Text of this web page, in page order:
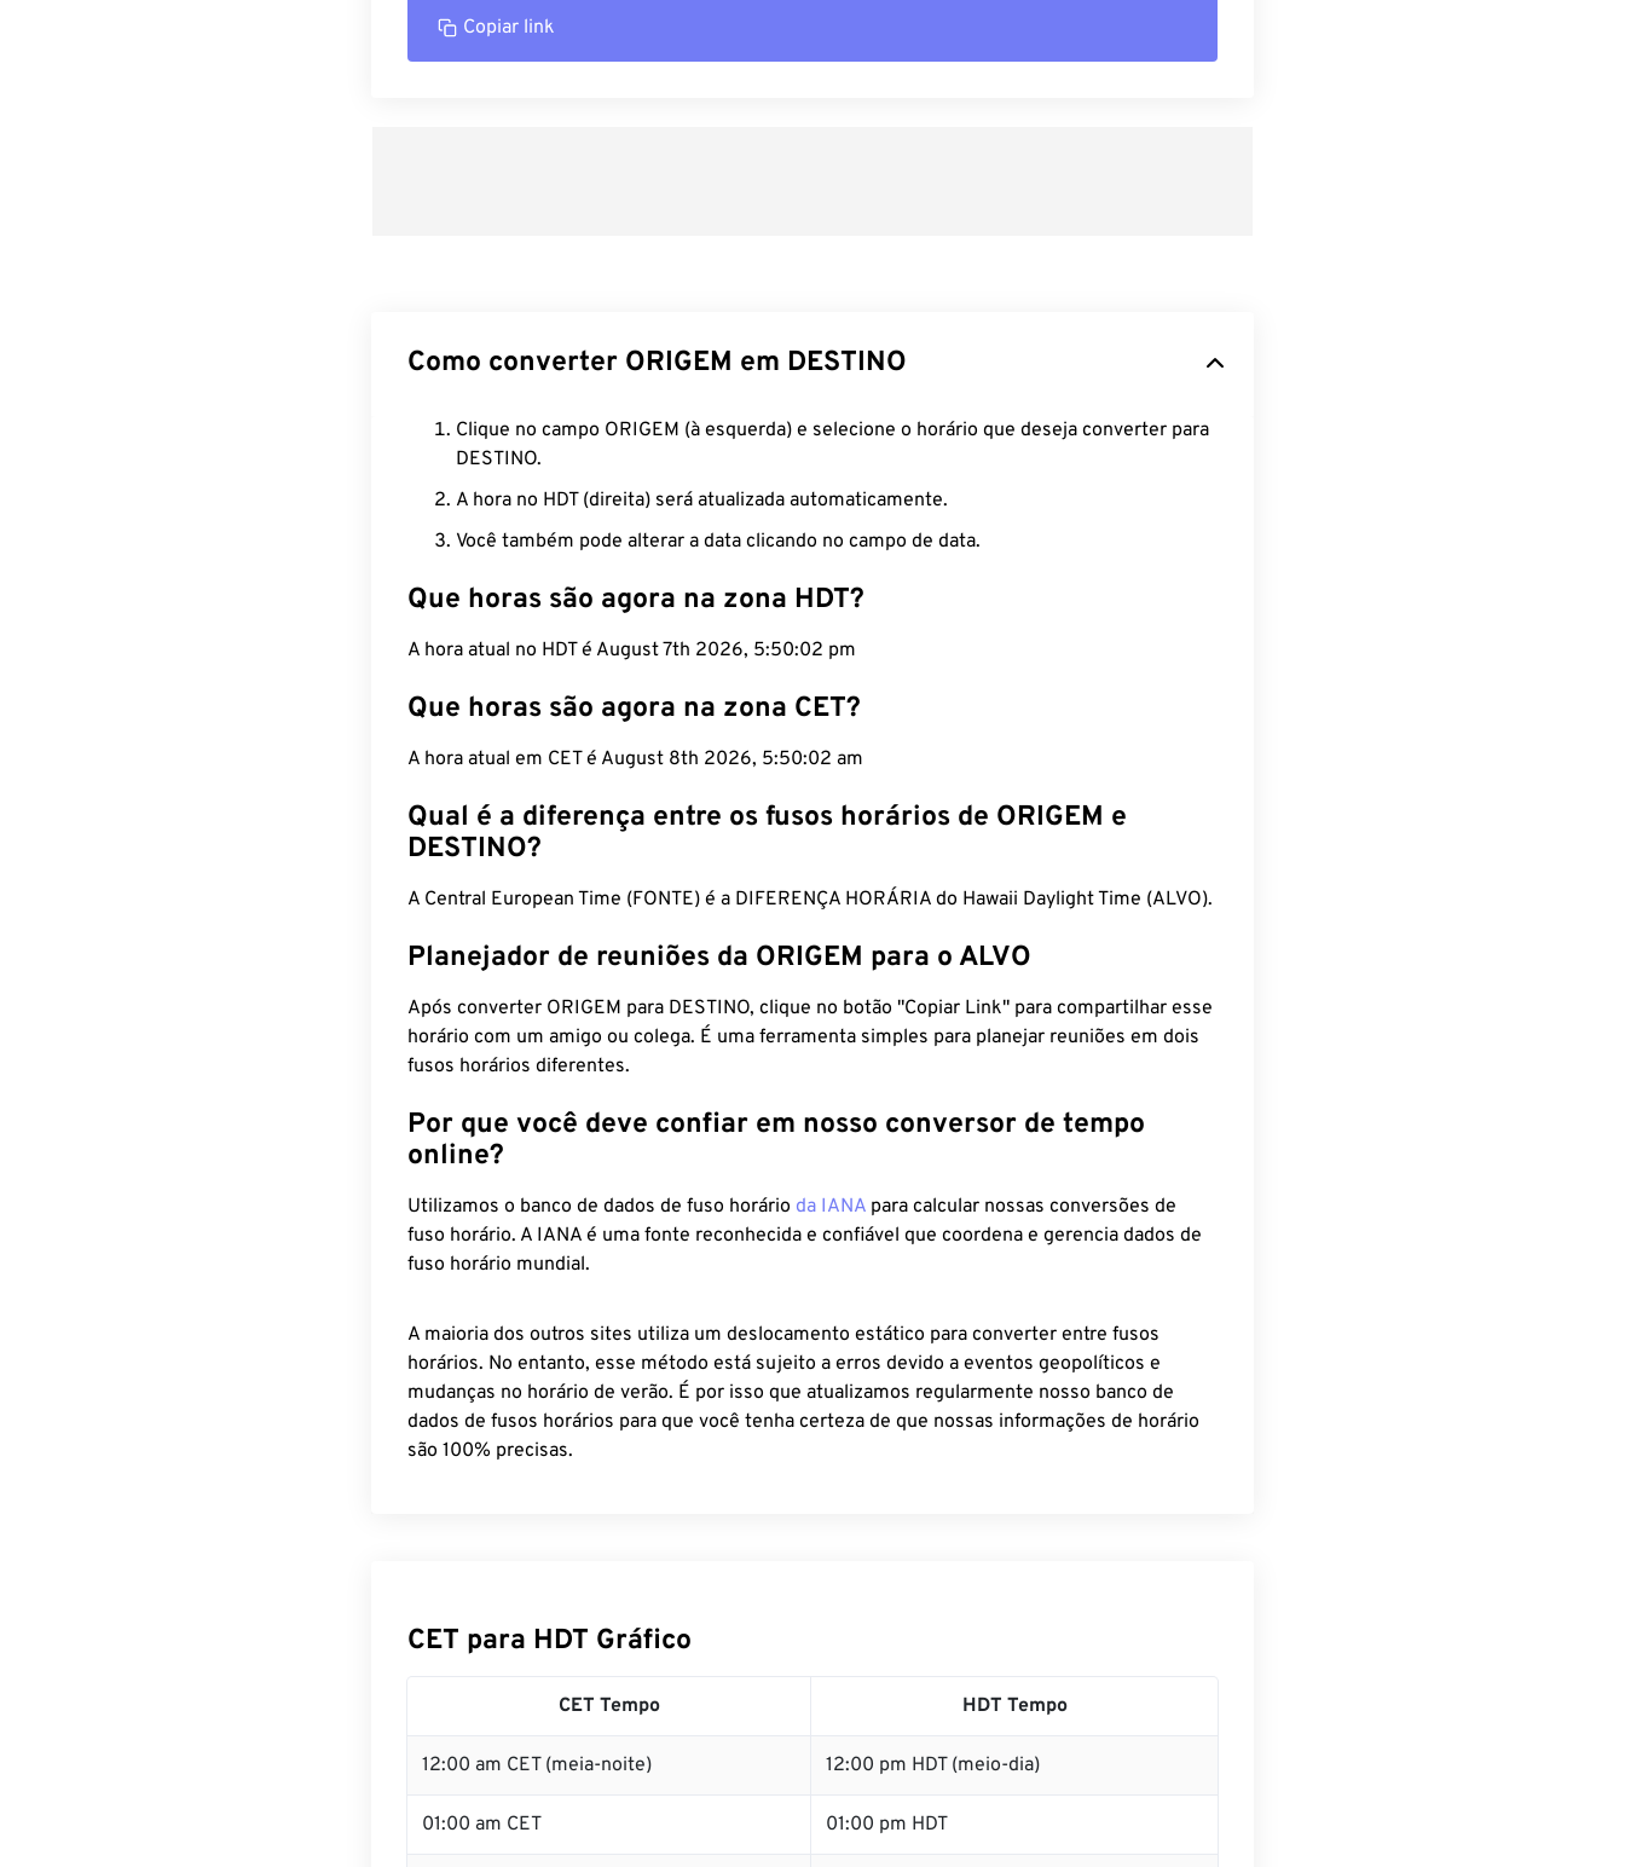
Copiar link
Como converter ORIGEM em DESTINO
Clique no campo ORIGEM (à esquerda) e selecione o horário que deseja converter para
DESTINO.
A hora no HDT (direita) será atualizada automaticamente.
Você também pode alterar a data clicando no campo de data.
Que horas são agora na zona HDT?
A hora atual no HDT é August 7th 2026, 5:50:03 pm
Que horas são agora na zona CET?
A hora atual em CET é August 8th 2026, 5:50:03 am
Qual é a diferença entre os fusos horários de ORIGEM e
DESTINO?
A Central European Time (FONTE) é a DIFERENÇA HORÁRIA do Hawaii Daylight Time (ALVO).
Planejador de reuniões da ORIGEM para o ALVO
Após converter ORIGEM para DESTINO, clique no botão "Copiar Link" para compartilhar esse
horário com um amigo ou colega. É uma ferramenta simples para planejar reuniões em dois
fusos horários diferentes.
Por que você deve confiar em nosso conversor de tempo
online?
Utilizamos o banco de dados de fuso horário da IANA para calcular nossas conversões de
fuso horário. A IANA é uma fonte reconhecida e confiável que coordena e gerencia dados de
fuso horário mundial.
A maioria dos outros sites utiliza um deslocamento estático para converter entre fusos
horários. No entanto, esse método está sujeito a erros devido a eventos geopolíticos e
mudanças no horário de verão. É por isso que atualizamos regularmente nosso banco de
dados de fusos horários para que você tenha certeza de que nossas informações de horário
são 100% precisas.
CET para HDT Gráfico
CET Tempo HDT Tempo
12:00 am CET (meia-noite) 12:00 pm HDT (meio-dia)
01:00 am CET 01:00 pm HDT